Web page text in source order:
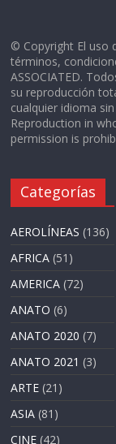
© Copyright El uso
términos,
ASSOCIATED.
su reproducción
cualquier idioma
Reproduction in
permission is
Categorías
AEROLÍNEAS (136)
AFRICA (51)
AMERICA (72)
ANATO (6)
ANATO 2020 (7)
ANATO 2021 (3)
ARTE (21)
ASIA (81)
CINE (42)